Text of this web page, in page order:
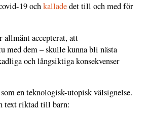
19 ochkalladedet till och med för
allmänt accepterat, att
dem – skulle kunna bli nästa
och långsiktiga konsekvenser
en teknologisk-utopisk välsignelse.
text riktad till barn: